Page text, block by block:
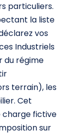
particuliers.
la liste
vos
Industriels
du régime
terrain), les
Cet
fictive
sur